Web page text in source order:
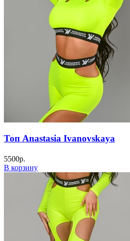
Топ Anastasia Ivanovskaya
5500р.
В корзину